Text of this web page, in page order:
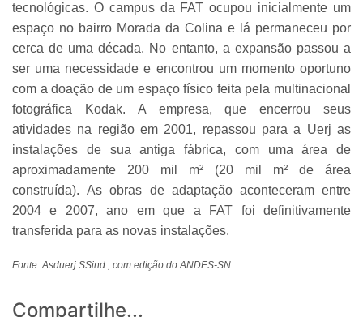
tecnológicas. O campus da FAT ocupou inicialmente um
espaço no bairro Morada da Colina e lá permaneceu por
cerca de uma década. No entanto, a expansão passou a
ser uma necessidade e encontrou um momento oportuno
com a doação de um espaço físico feita pela multinacional
fotográfica Kodak. A empresa, que encerrou seus
atividades na região em 2001, repassou para a Uerj as
instalações de sua antiga fábrica, com uma área de
aproximadamente 200 mil m² (20 mil m² de área
construída). As obras de adaptação aconteceram entre
2004 e 2007, ano em que a FAT foi definitivamente
transferida para as novas instalações.
Fonte: Asduerj SSind., com edição do ANDES-SN
Compartilhe...